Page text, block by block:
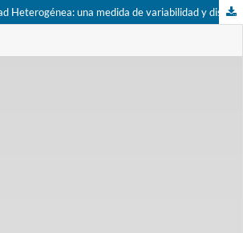
Índice de Diversidad Heterogénea: una medida de variabilidad y disparidad